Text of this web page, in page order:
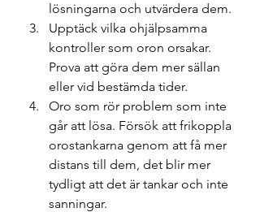
lösningarna och utvärdera dem.
Upptäck vilka ohjälpsamma
kontroller som oron orsakar.
Prova att göra dem mer sällan
eller vid bestämda tider.
Oro som rör problem som inte
går att lösa. Försök att frikoppla
orostankarna genom att få mer
distans till dem, det blir mer
tydligt att det är tankar och inte
sanningar.